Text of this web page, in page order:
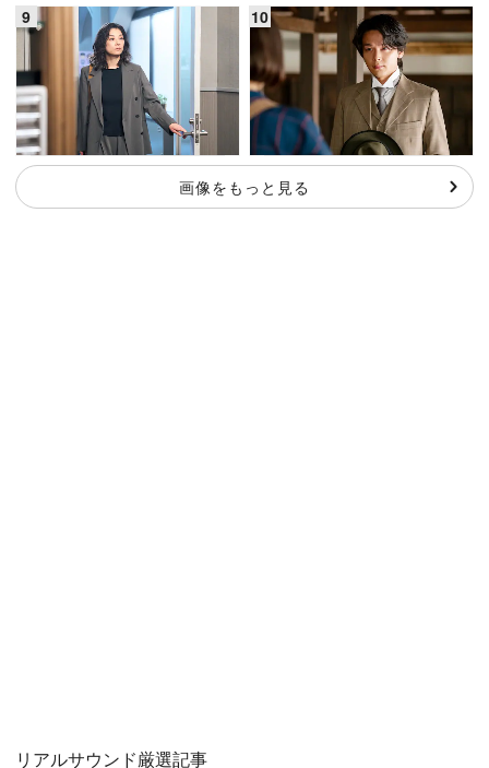
画像をもっと見る
リアルサウンド厳選記事